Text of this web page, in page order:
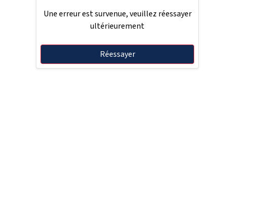
Une erreur est survenue, veuillez réessayer
ultérieurement
Réessayer